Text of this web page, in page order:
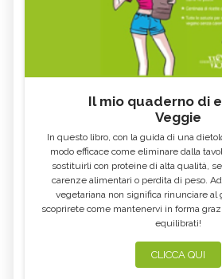
Il mio quaderno di
Veggie
In questo libro, con la guida di una
modo efficace come eliminare dalla
sostituirli con proteine di alta qualità,
carenze alimentari o perdita di peso.
vegetariana non significa rinunciare al
scoprirete come mantenervi in forma
equilibrati!
CLICCA QUI